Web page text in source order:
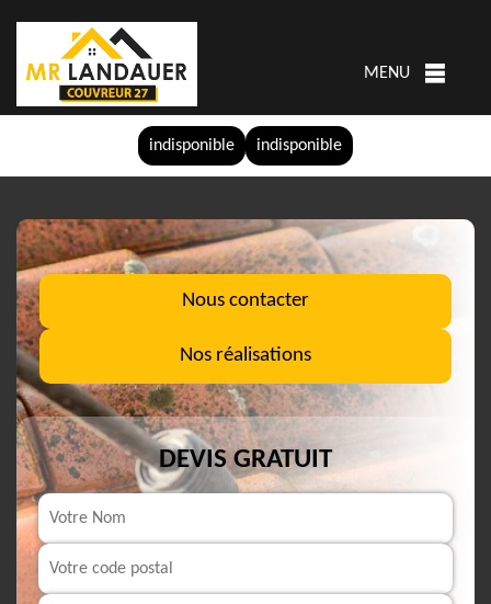
indisponible indisponible
MENU
Nous contacter
Nos réalisations
DEVIS GRATUIT